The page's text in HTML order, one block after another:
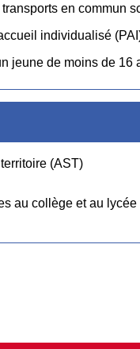
en commun
individualisé
jeune de moins de 16
(AST)
au collège et au lycée